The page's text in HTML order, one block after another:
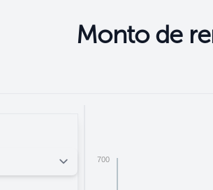
Monto de
700